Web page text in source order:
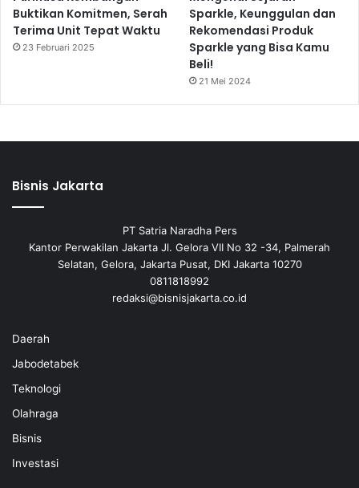
Buktikan Komitmen, Serah
Terima Unit Tepat Waktu
23 Februari 2025
Sparkle, Keunggulan dan
Rekomendasi Produk
Sparkle yang Bisa Kamu
Beli!
21 Mei 2024
Bisnis Jakarta
PT Satria Naradha Pers
Kantor Perwakilan Jakarta Jl. Gelora VII No 32 -34, Palmerah
Selatan, Gelora, Jakarta Pusat, DKI Jakarta 10270
0811818992
redaksi@bisnisjakarta.co.id
Daerah
Jabodetabek
Teknologi
Olahraga
Bisnis
Investasi